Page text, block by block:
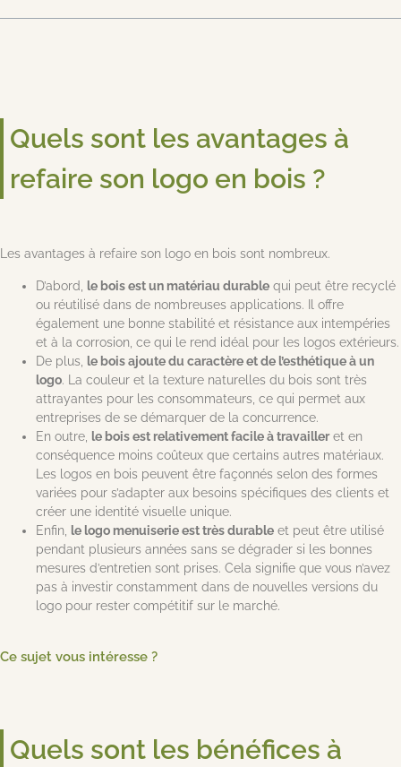
Quels sont les avantages à
refaire son logo en bois ?
Les avantages à refaire son logo en bois sont nombreux.
D’abord, le bois est un matériau durable qui peut être recyclé
ou réutilisé dans de nombreuses applications. Il offre
également une bonne stabilité et résistance aux intempéries
et à la corrosion, ce qui le rend idéal pour les logos extérieurs.
De plus, le bois ajoute du caractère et de l’esthétique à un
logo. La couleur et la texture naturelles du bois sont très
attrayantes pour les consommateurs, ce qui permet aux
entreprises de se démarquer de la concurrence.
En outre, le bois est relativement facile à travailleret en
conséquence moins coûteux que certains autres matériaux.
Les logos en bois peuvent être façonnés selon des formes
variées pour s’adapter aux besoins spécifiques des clients et
créer une identité visuelle unique.
Enfin, le logo menuiserie est très durable et peut être utilisé
pendant plusieurs années sans se dégrader si les bonnes
mesures d’entretien sont prises. Cela signifie que vous n’avez
pas à investir constamment dans de nouvelles versions du
logo pour rester compétitif sur le marché.
Ce sujet vous intéresse ?
Quels sont les bénéfices à